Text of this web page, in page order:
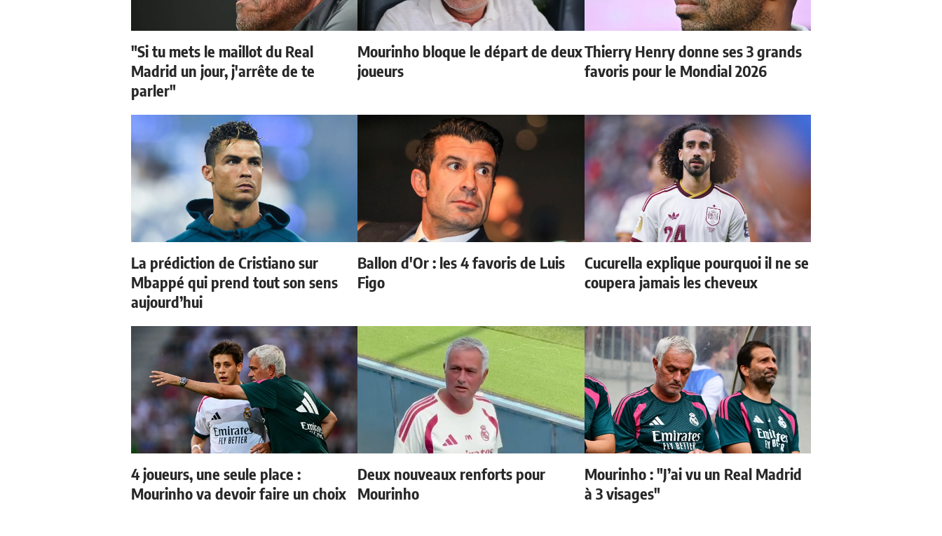
"Si tu mets le maillot du Real
Madrid un jour, j'arrête de te
parler"
Mourinho bloque le départ de deux
joueurs
Thierry Henry donne ses 3 grands
favoris pour le Mondial 2026
La prédiction de Cristiano sur
Mbappé qui prend tout son sens
aujourd’hui
Ballon d'Or : les 4 favoris de Luis
Figo
Cucurella explique pourquoi il ne se
coupera jamais les cheveux
4 joueurs, une seule place :
Mourinho va devoir faire un choix
Deux nouveaux renforts pour
Mourinho
Mourinho : "J’ai vu un Real Madrid
à 3 visages"